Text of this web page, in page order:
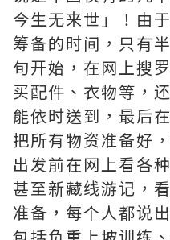
今生无来世」！由
筹备的时间，只有
旬开始，在网上搜
买配件、衣物等，
能依时送到，最后
把所有物资准备好
出发前在网上看各
甚至新藏线游记，
准备，每个人都说